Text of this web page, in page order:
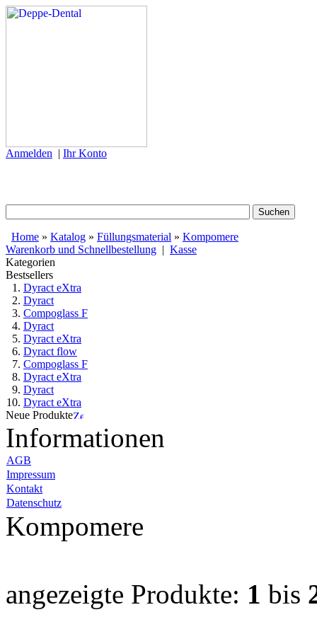
Anmelden | Ihr Konto
Home » Katalog » Füllungsmaterial » Kompomere
Warenkorb und Schnellbestellung | Kasse
Kategorien
Bestsellers
Dyract eXtra
Dyract
Compoglass F
Dyract
Dyract eXtra
Dyract flow
Compoglass F
Dyract eXtra
Dyract
Dyract eXtra
Neue Produkte
Informationen
AGB
Impressum
Kontakt
Datenschutz
Kompomere
angezeigte Produkte: 1 bis